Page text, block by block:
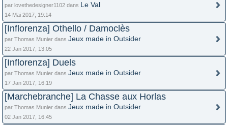
par lovethedesigner1102 dans Le Val
14 Mai 2017, 19:14
[Inflorenza] Othello / Damoclès
par Thomas Munier dans Jeux made in Outsider
22 Jan 2017, 13:05
[Inflorenza] Duels
par Thomas Munier dans Jeux made in Outsider
17 Jan 2017, 16:19
[Marchebranche] La Chasse aux Horlas
par Thomas Munier dans Jeux made in Outsider
02 Jan 2017, 16:45